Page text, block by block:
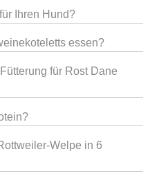
Ihren Hund?
essen?
für Rost Dane
Welpe in 6